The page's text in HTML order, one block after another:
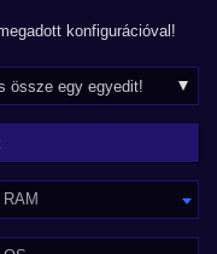
konfigurációval!
RAM